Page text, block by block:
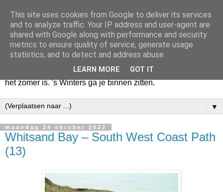
Huize Zeezicht
Als het lente is, lees ik een krant op een terras en drink een
latte uit een glas. Of om het even een boek met een
cappuccino of een dubbele espresso. Maar dat kan ook als
het zomer is. 's Winters ga je binnen zitten.
▼
maandag 24 oktober 2022
Whitsand Bay – South West Coast Path
(13)
This site uses cookies from Google to deliver its services
and to analyze traffic. Your IP address and user-agent are
shared with Google along with performance and security
metrics to ensure quality of service, generate usage
statistics, and to detect and address abuse.
LEARN MORE GOT IT